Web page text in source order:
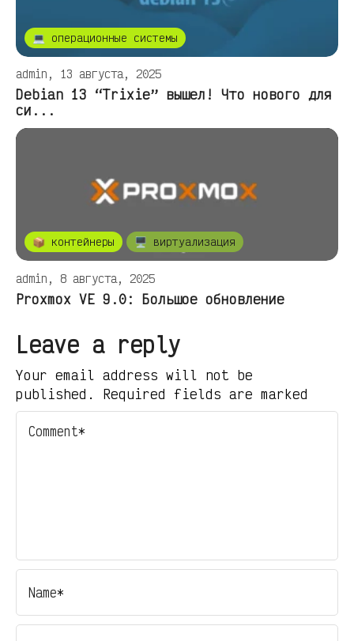
💻 операционные системы
admin, 13 августа, 2025
Debian 13 “Trixie” вышел! Что нового для
си...
📦 контейнеры 🖥️ виртуализация
admin, 8 августа, 2025
Proxmox VE 9.0: Большое обновление
Leave a reply
Your email address will not be
published. Required fields are marked